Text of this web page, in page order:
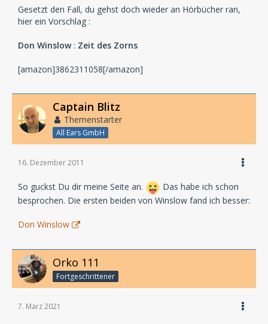
Gesetzt den Fall, du gehst doch wieder an Hörbücher ran,
hier ein Vorschlag :
Don Winslow : Zeit des Zorns
[amazon]3862311058[/amazon]
Captain Blitz
Themenstarter
All Ears GmbH
16. Dezember 2011
So guckst Du dir meine Seite an.
Das habe ich schon
besprochen. Die ersten beiden von Winslow fand ich besser:
Don Winslow
Orko 111
Fortgeschrittener
7. März 2021